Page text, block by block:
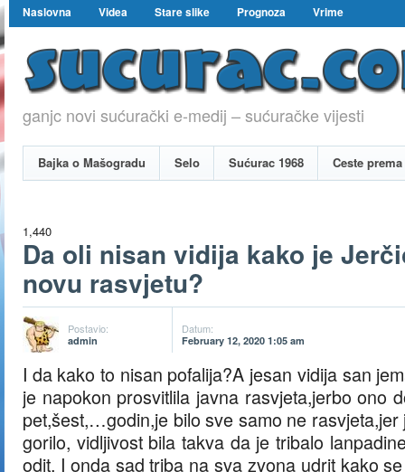
Naslovna Videa Stare slike Prognoza Vrime
ganjc novi sućurački e-medij – sućuračke vijesti
Bajka o Mašogradu Selo Sućurac 1968 Ceste
1,440
Da oli nisan vidija kako je
novu rasvjetu?
Postavio:
admin
Datum:
February 12, 2020 1:05 am
I da kako to nisan pofalija?A jesan vidija san
je napokon prosvitlila javna rasvjeta,jerbo ono
pet,šest,…godin,je bilo sve samo ne rasvjeta,jer
gorilo, vidljivost bila takva da je tribalo
odit. I onda sad triba na sva zvona udrit kako